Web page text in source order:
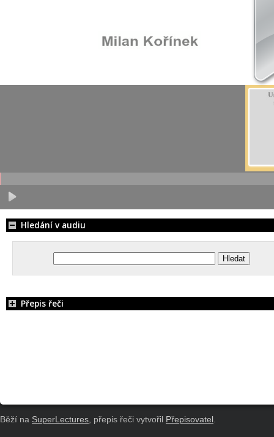
Hledání v audiu
Přepis řeči
Běží na SuperLectures, přepis řeči vytvořil Přepisovatel .